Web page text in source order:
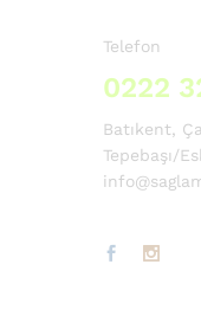
Telefon
0222
Batıkent,
Tepebaşı/